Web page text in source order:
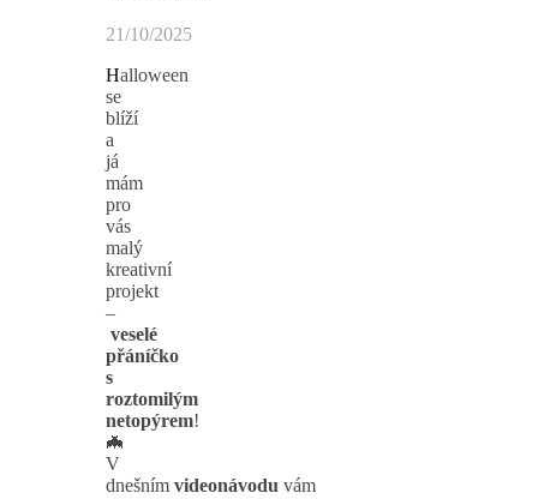
21/10/2025
Halloween
se
blíží
a
já
mám
pro
vás
malý
kreativní
projekt
–
veselé
přáníčko
s
roztomilým
netopýrem!
🦇
V
dnešním videonávodu vám